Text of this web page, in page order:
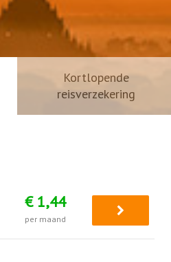
Kortlopende
reisverzekering
€ 1,44
per maand